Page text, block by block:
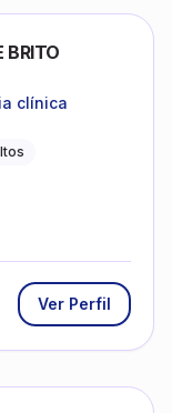
BRITO
clínica
Ver Perfil